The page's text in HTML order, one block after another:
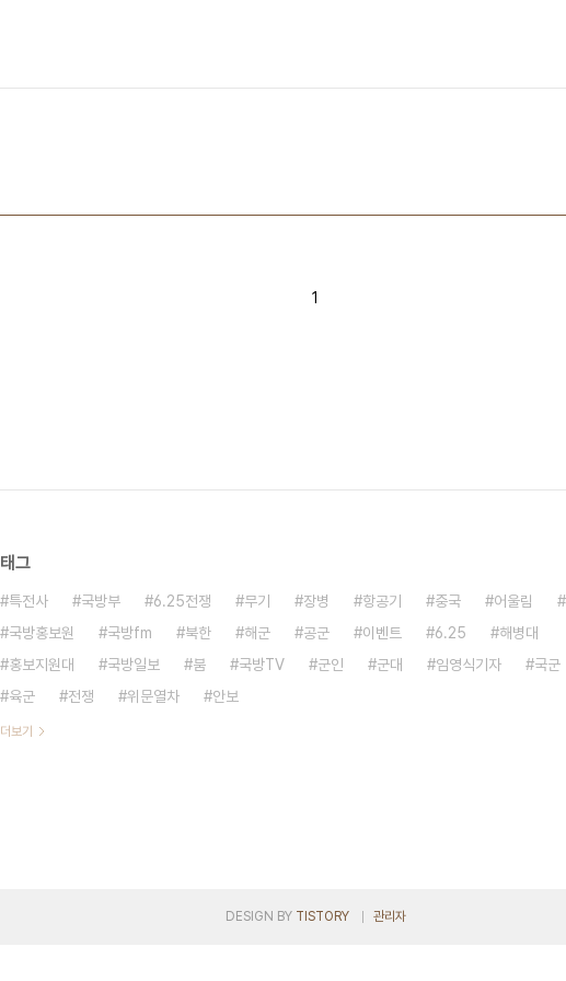
1
태그
특전사 국방부 6.25전쟁 무기 장병 항공기 중국 어울림
국방홍보원
국방fm 북한 해군 공군 이벤트 6.25
해병대
홍보지원대
국방일보 붐 국방TV 군인 군대 임영식기자 국군
육군
전쟁 위문열차 안보
더보기
DESIGN BY TISTORY 관리자